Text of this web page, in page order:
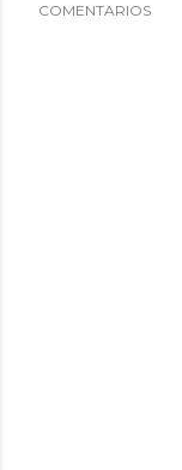
COMENTARIOS